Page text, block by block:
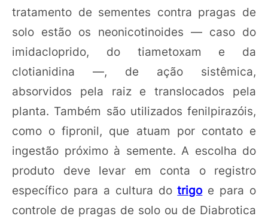
tratamento de sementes contra pragas de
solo estão os neonicotinoides — caso do
imidacloprido, do tiametoxam e da
clotianidina —, de ação sistêmica,
absorvidos pela raiz e translocados pela
planta. Também são utilizados fenilpirazóis,
como o fipronil, que atuam por contato e
ingestão próximo à semente. A escolha do
produto deve levar em conta o registro
específico para a cultura dotrigoe para o
controle de pragas de solo ou de Diabrotica